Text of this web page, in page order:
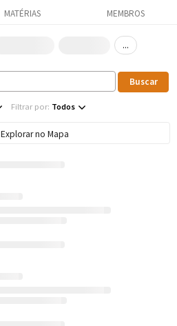
MATÉRIAS MEMBROS
...
Filtrar por: Todos
Explorar no Mapa